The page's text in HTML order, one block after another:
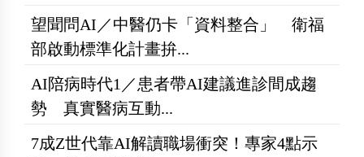
望聞問AI／中醫仍卡「資料整合」 衛福
部啟動標準化計畫拚...
AI陪病時代1／患者帶AI建議進診間成趨
勢 真實醫病互動...
7成Z世代靠AI解讀職場衝突！專家4點示